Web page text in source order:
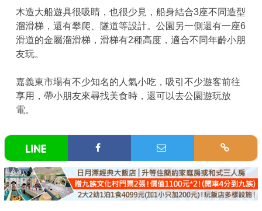
木造大船遊具很吸睛，也很少見，船身結合3座不同造型
溜滑梯，還有攀爬、隧道等設計。公園另一側還有一座6
滑道的金屬溜滑梯，滑梯有2種高度，適合不同年齡小朋
友玩。
嘉義東市場有不少知名的人氣小吃，吸引不少遊客前往
享用，帶小朋友來尋找美食時，還可以去公園遊玩放
電。